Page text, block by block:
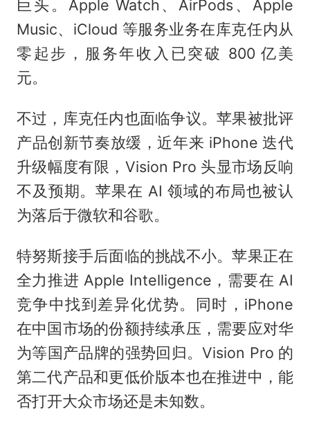
巨头。Apple Watch、AirPods、Apple
Music、iCloud 等服务业务在库克任内从
零起步，服务年收入已突破 800 亿美
元。
不过，库克任内也面临争议。苹果被批评
产品创新节奏放缓，近年来 iPhone 迭代
升级幅度有限，Vision Pro 头显市场反响
不及预期。苹果在 AI 领域的布局也被认
为落后于微软和谷歌。
特努斯接手后面临的挑战不小。苹果正在
全力推进 Apple Intelligence，需要在 AI
竞争中找到差异化优势。同时，iPhone
在中国市场的份额持续承压，需要应对华
为等国产品牌的强势回归。Vision Pro 的
第二代产品和更低价版本也在推进中，能
否打开大众市场还是未知数。